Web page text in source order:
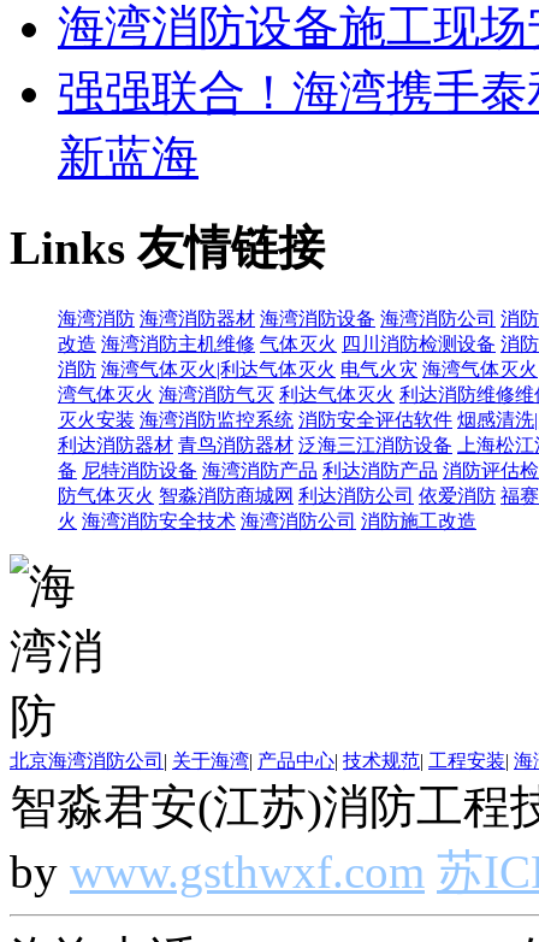
海湾消防设备施工现
强强联合！海湾携手
新蓝海
Links友情链接
海湾消防 海湾消防器材 海湾消防设备 海湾消防公司 消
改造 海湾消防主机维修 气体灭火 四川消防检测设备 消
消防 海湾气体灭火|利达气体灭火 电气火灾 海湾气体灭
湾气体灭火 海湾消防气灭 利达气体灭火 利达消防维修维
灭火安装 海湾消防监控系统 消防安全评估软件 烟感清洗
利达消防器材 青鸟消防器材 泛海三江消防设备
上海松
备 尼特消防设备 海湾消防产品 利达消防产品 消防评估
防气体灭火 智淼消防商城网 利达消防公司 依爱消防 福
火 海湾消防安全技术 海湾消防公司 消防施工改造
北京海湾消防公司 | 关于海湾| 产品中心| 技术规范| 工程安装| 海
智淼君安(江苏)消防工程
by www.gsthwxf.com 苏